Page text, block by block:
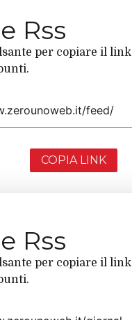
Rss
per copiare il link
COPIA LINK
Rss
per copiare il link